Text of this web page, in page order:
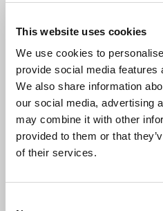
This website uses cookies
We use cookies to
provide social media features
We also share information
our social media, advertising
may combine it with other
provided to them or that
of their services.
Président -